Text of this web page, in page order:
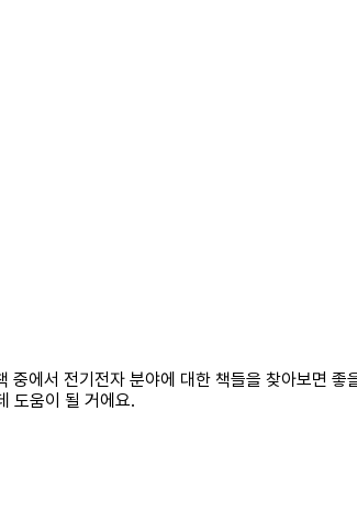
에서 전기전자 분야에 대한 책들을 찾아보면 좋
도움이 될 거에요.